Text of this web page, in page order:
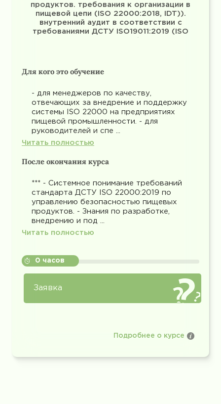
продуктов. требования к организации в
пищевой цепи (ISO 22000:2018, IDT)).
внутренний аудит в соответствии с
требованиями ДСТУ ISO19011:2019 (ISO
Для кого это обучение
- для менеджеров по качеству,
отвечающих за внедрение и поддержку
системы ISO 22000 на предприятиях
пищевой промышленности. - для
руководителей и спе ...
Читать полностью
После окончания курса
*** - Системное понимание требований
стандарта ДСТУ ISO 22000:2019 по
управлению безопасностью пищевых
продуктов. - Знания по разработке,
внедрению и под ...
Читать полностью
0 часов
Заявка
Подробнее о курсе